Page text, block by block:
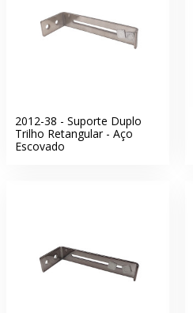
2012-38 - Suporte Duplo
Trilho Retangular - Aço
Escovado